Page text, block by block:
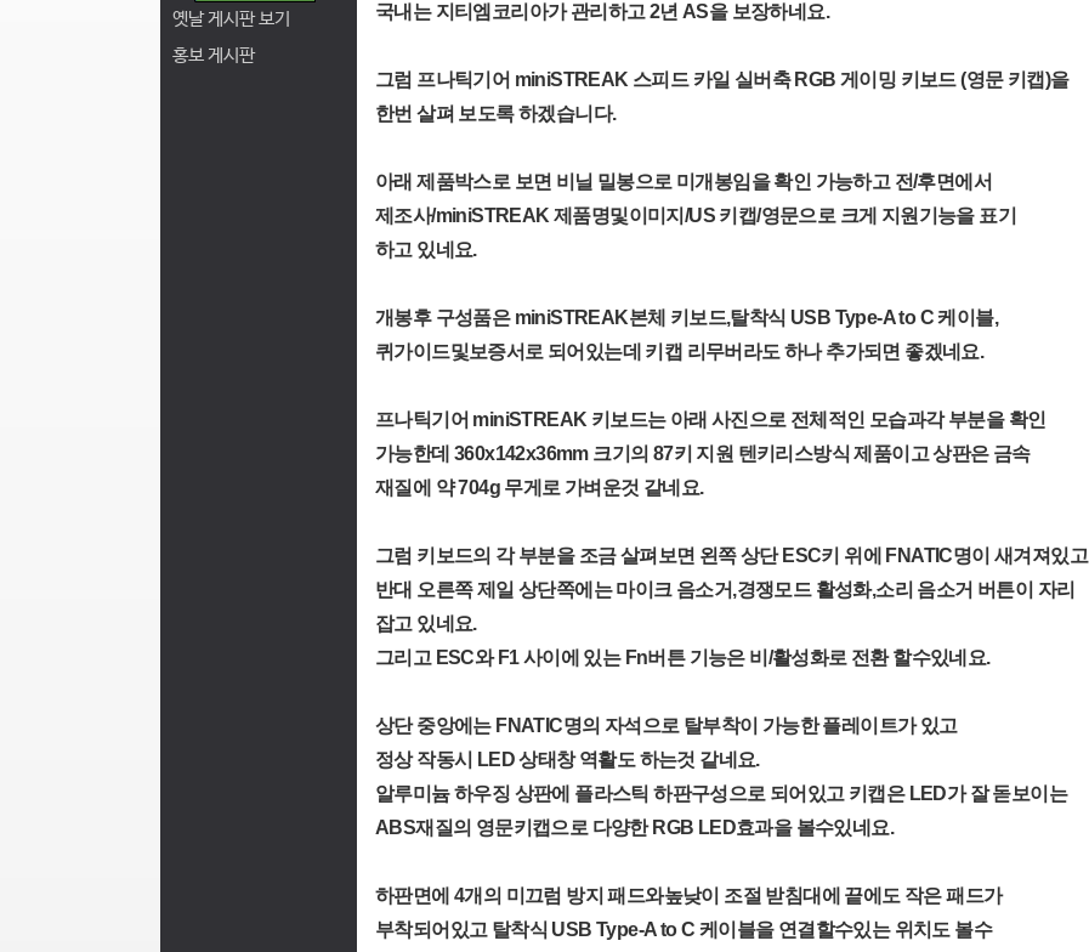
옛날 게시판 보기
홍보 게시판
국내는 지티엠코리아가 관리하고 2년 AS을 보장하네요.
그럼 프나틱기어 miniSTREAK 스피드 카일 실버축 RGB 게이밍 키보드 (영문 키캡)을
한번 살펴 보도록 하겠습니다.
아래 제품박스로 보면 비닐 밀봉으로 미개봉임을 확인 가능하고 전/후면에서
제조사/miniSTREAK 제품명및이미지/US 키캡/영문으로 크게 지원기능을 표기
하고 있네요.
개봉후 구성품은 miniSTREAK본체 키보드,탈착식 USB Type-A to C 케이블,
퀴가이드및보증서로 되어있는데 키캡 리무버라도 하나 추가되면 좋겠네요.
프나틱기어 miniSTREAK 키보드는 아래 사진으로 전체적인 모습과각 부분을 확인
가능한데 360x142x36mm 크기의 87키 지원 텐키리스방식 제품이고 상판은 금속
재질에 약 704g 무게로 가벼운것 같네요.
그럼 키보드의 각 부분을 조금 살펴보면 왼쪽 상단 ESC키 위에 FNATIC명이 새겨져있고
반대 오른쪽 제일 상단쪽에는 마이크 음소거,경쟁모드 활성화,소리 음소거 버튼이 자리
잡고 있네요.
그리고 ESC와 F1 사이에 있는 Fn버튼 기능은 비/활성화로 전환 할수있네요.
상단 중앙에는 FNATIC명의 자석으로 탈부착이 가능한 플레이트가 있고
정상 작동시 LED 상태창 역활도 하는것 같네요.
알루미늄 하우징 상판에 플라스틱 하판구성으로 되어있고 키캡은 LED가 잘 돋보이는
ABS재질의 영문키캡으로 다양한 RGB LED효과을 볼수있네요.
하판면에 4개의 미끄럼 방지 패드와높낮이 조절 받침대에 끝에도 작은 패드가
부착되어있고 탈착식 USB Type-A to C 케이블을 연결할수있는 위치도 볼수